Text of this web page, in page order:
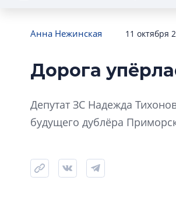
Анна Нежинская 11 октября
Дорога
Депутат ЗС Надежда
будущего дублёра